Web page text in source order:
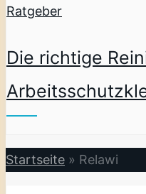
Ratgeber
Die richtige
Startseite » Relawi